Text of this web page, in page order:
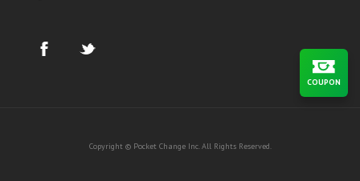
Copyright © Pocket Change Inc. All Rights Reserved.
COUPON